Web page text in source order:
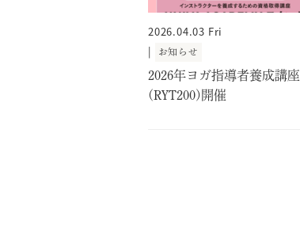
2026.04.03 Fri
|
お知らせ
2026年ヨガ指導者養成講座
(RYT200)開催